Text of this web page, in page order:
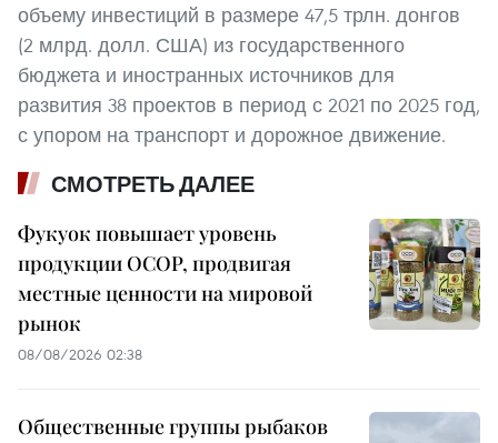
объему инвестиций в размере 47,5 трлн. донгов
(2 млрд. долл. США) из государственного
бюджета и иностранных источников для
развития 38 проектов в период с 2021 по 2025 год,
с упором на транспорт и дорожное движение.
СМОТРЕТЬ ДАЛЕЕ
Фукуок повышает уровень
продукции OCOP, продвигая
местные ценности на мировой
рынок
08/08/2026 02:38
Общественные группы рыбаков